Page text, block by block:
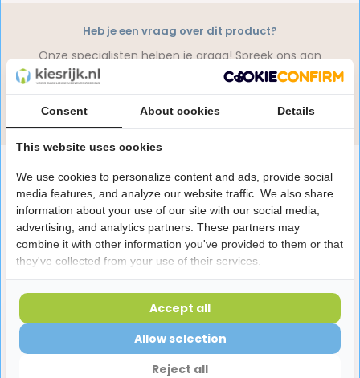
Productomschrijving
Reviews
Heb je een vraag over dit product?
Onze specialisten helpen je graag! Spreek ons aan
in de chat of stuur een e-mail.
Stuur e-mail
Laatst bekeken producten
Consent About cookies Details
This website uses cookies
We use cookies to personalize content and ads, provide social
media features, and analyze our website traffic. We also share
information about your use of our site with our social media,
advertising, and analytics partners. These partners may
combine it with other information you've provided to them or that
they've collected from your use of their services.
Reject all
Allow selection
Accept all